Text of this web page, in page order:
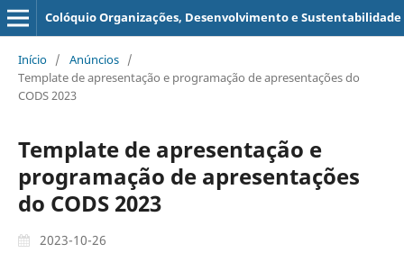
Colóquio Organizações, Desenvolvimento e Sustentabilidade
Início / Anúncios /
Template de apresentação e programação de apresentações do
CODS 2023
Template de apresentação e
programação de apresentações
do CODS 2023
2023-10-26